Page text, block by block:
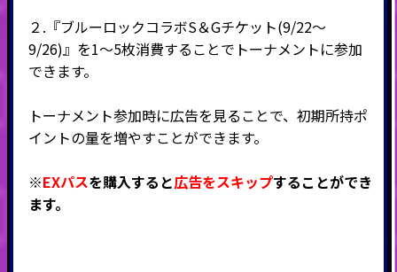
２.『ブルーロックコラボS＆Gチケット(9/22～
9/26)』を1～5枚消費することでトーナメントに参加
できます。
トーナメント参加時に広告を見ることで、初期所持ポ
イントの量を増やすことができます。
※EXパスを購入すると広告をスキップすることができ
ます。